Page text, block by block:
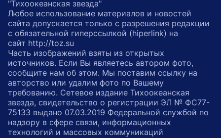
"Тихоокеанская звезда"
Любое использование материалов и новостей
сайта допускается только с разрешения редакции
с обязательной гиперссылкой (hiperlink) на
сайт http://toz.su
Часть изображений взяты из открытых
источников. Если Вы являетесь автором фото,
сообщите нам об этом. Мы поставим ссылку на
авторство или удалим фото по Вашему
требованию. Сетевое издание Тихоокеанская
звезда, свидетельство о регистрации ЭЛ № ФС77-
75133 выдано 07.03.2019 Федеральной службой по
надзору в сфере связи, информационных
технологий и массовых коммуникаций